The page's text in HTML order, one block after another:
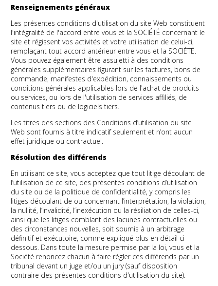
Renseignements généraux
Les présentes conditions d'utilisation du site Web constituent
l'intégralité de l'accord entre vous et la SOCIÉTÉ concernant le
site et régissent vos activités et votre utilisation de celui-ci,
remplaçant tout accord antérieur entre vous et la SOCIÉTÉ.
Vous pouvez également être assujetti à des conditions
générales supplémentaires figurant sur les factures, bons de
commande, manifestes d'expédition, connaissements ou
conditions générales applicables lors de l'achat de produits
ou services, ou lors de l'utilisation de services affiliés, de
contenus tiers ou de logiciels tiers.
Les titres des sections des Conditions d’utilisation du site
Web sont fournis à titre indicatif seulement et n’ont aucun
effet juridique ou contractuel.
Résolution des différends
En utilisant ce site, vous acceptez que tout litige découlant de
l’utilisation de ce site, des présentes conditions d’utilisation
du site ou de la politique de confidentialité, y compris les
litiges découlant de ou concernant l’interprétation, la violation,
la nullité, l’invalidité, l’inexécution ou la résiliation de celles-ci,
ainsi que les litiges comblant des lacunes contractuelles ou
des circonstances nouvelles, soit soumis à un arbitrage
définitif et exécutoire, comme expliqué plus en détail ci-
dessous. Dans toute la mesure permise par la loi, vous et la
Société renoncez chacun à faire régler ces différends par un
tribunal devant un juge et/ou un jury (sauf disposition
contraire des présentes conditions d'utilisation du site).